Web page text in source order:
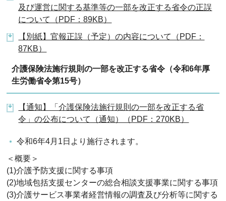
及び運営に関する基準等の一部を改正する省令の正誤
について（PDF：89KB）
【別紙】官報正誤（予定）の内容について（PDF：
87KB）
介護保険法施行規則の一部を改正する省令（令和6年厚
生労働省令第15号）
【通知】「介護保険法施行規則の一部を改正する省
令」の公布について（通知）（PDF：270KB）
令和6年4月1日より施行されます。
＜概要＞
(1)介護予防支援に関する事項
(2)地域包括支援センターの総合相談支援事業に関する事項
(3)介護サービス事業者経営情報の調査及び分析等に関する